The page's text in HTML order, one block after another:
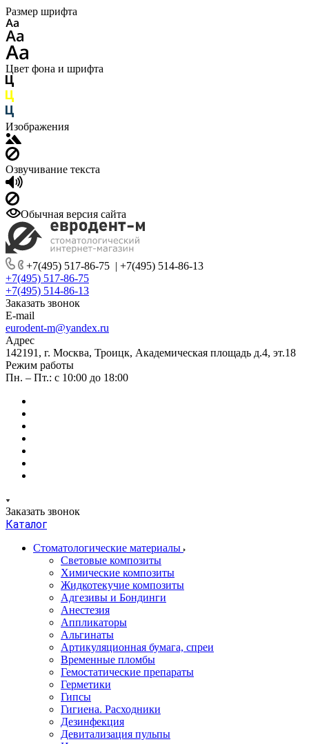
Размер шрифта
Цвет фона и шрифта
Изображения
Озвучивание текста
Обычная версия сайта
+7(495) 517-86-75 | +7(495) 514-86-13
+7(495) 517-86-75
+7(495) 514-86-13
Заказать звонок
E-mail
eurodent-m@yandex.ru
Адрес
142191, г. Москва, Троицк, Академическая площадь д.4, эт.18
Режим работы
Пн. – Пт.: с 10:00 до 18:00
Заказать звонок
Каталог
Стоматологические материалы
Световые композиты
Химические композиты
Жидкотекучие композиты
Адгезивы и Бондинги
Анестезия
Аппликаторы
Альгинаты
Артикуляционная бумага, спреи
Временные пломбы
Гемостатические препараты
Герметики
Гипсы
Гигиена. Расходники
Дезинфекция
Девитализация пульпы